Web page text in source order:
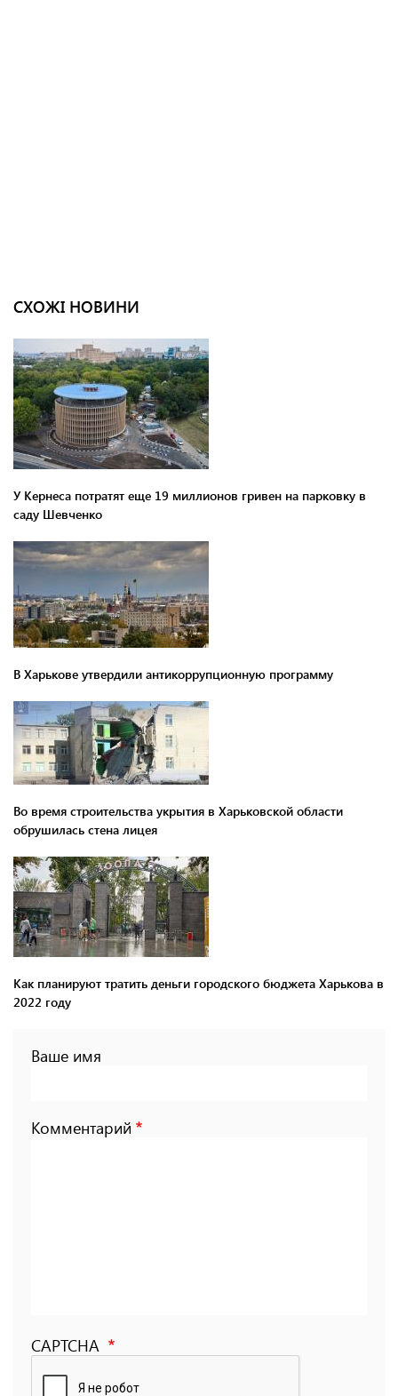
СХОЖІ НОВИНИ
У Кернеса потратят еще 19 миллионов гривен на парковку в
саду Шевченко
В Харькове утвердили антикоррупционную программу
Во время строительства укрытия в Харьковской области
обрушилась стена лицея
Как планируют тратить деньги городского бюджета Харькова в
2022 году
Ваше имя
Комментарий
CAPTCHA